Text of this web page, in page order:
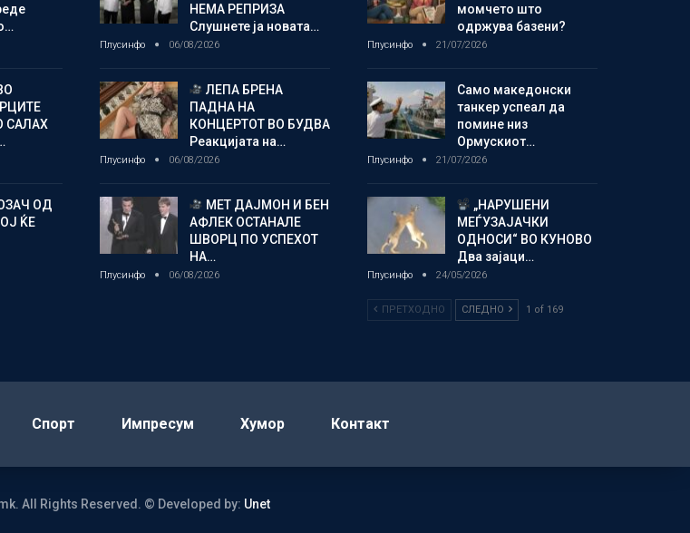
САЛАХ
ОД
ЌЕ
НЕМА РЕПРИЗА
Слушнете ја новата…
Плусинфо 06/08/2026
ЛЕПА БРЕНА
ПАДНА НА
КОНЦЕРТОТ ВО БУДВА
Реакцијата на…
Плусинфо 06/08/2026
МЕТ ДАЈМОН И БЕН
АФЛЕК ОСТАНАЛЕ
ШВОРЦ ПО УСПЕХОТ
НА…
Плусинфо 06/08/2026
момчето што
одржува базени?
Плусинфо 21/07/2026
Само македонски
танкер успеал да
помине низ
Ормускиот…
Плусинфо 21/07/2026
„НАРУШЕНИ
МЕЃУЗАЈАЧКИ
ОДНОСИ“ ВО КУНОВО
Два зајаци…
Плусинфо 24/05/2026
ПРЕТХОДНО СЛЕДНО 1 of 169
Спорт Импресум Хумор Контакт
All Rights Reserved. © Developed by: Unet